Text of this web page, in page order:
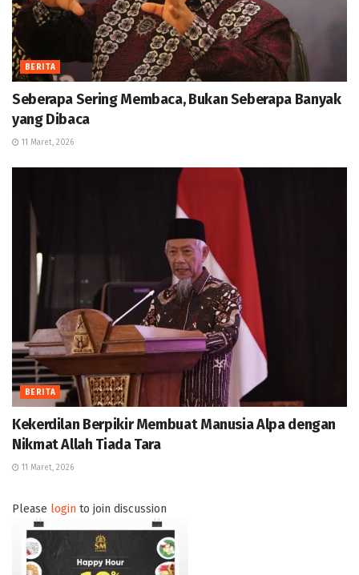
BERITA
Seberapa Sering Membaca, Bukan Seberapa Banyak
yang Dibaca
11 Maret, 2026
BERITA
Kekerdilan Berpikir Membuat Manusia Alpa dengan
Nikmat Allah Tiada Tara
11 Maret, 2026
Please login to join discussion